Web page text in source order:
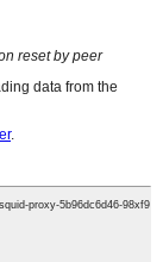
Şarj
3